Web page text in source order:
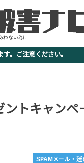
わない為に
ます。ご注意ください
ントキャンペ
SPAMメール・迷